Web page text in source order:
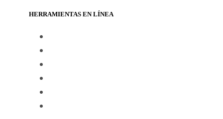
HERRAMIENTAS EN LÍNEA